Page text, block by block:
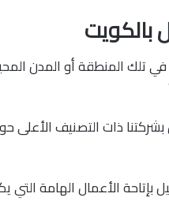
تلك المنطقة أو المدن
ذات التصنيف الأعلى
الأعمال الهامة التي